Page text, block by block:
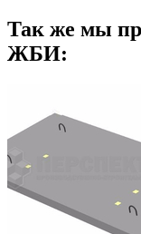
Так же мы
ЖБИ: